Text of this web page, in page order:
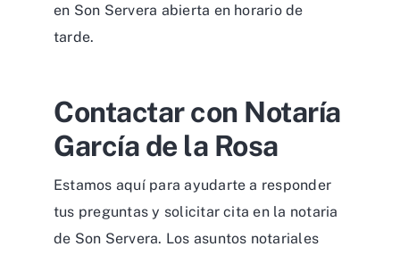
en Son Servera abierta en horario de
tarde.
Contactar con Notaría
García de la Rosa
Estamos aquí para ayudarte a responder
tus preguntas y solicitar cita en la notaria
de Son Servera. Los asuntos notariales